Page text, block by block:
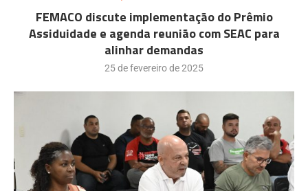
FEMACO discute implementação do Prêmio
Assiduidade e agenda reunião com SEAC para
alinhar demandas
25 de fevereiro de 2025